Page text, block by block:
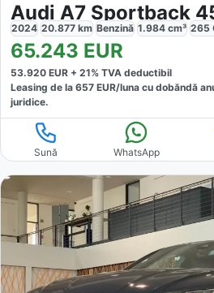
Audi A7 Sportback
2024 20.877 km Benzină 1.984 cm³ 265
65.243 EUR
53.920 EUR + 21% TVA deductibil
Leasing de la 657 EUR/luna cu dobăndă
juridice.
Sună WhatsApp